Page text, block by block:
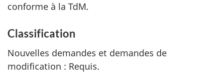
conforme à la TdM.
Classification
Nouvelles demandes et demandes de
modification : Requis.